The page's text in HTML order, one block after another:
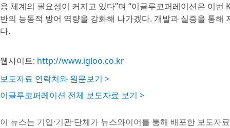
응 체계의 필요성이 커지고 있다”며 “이글루코퍼레이션은 이
반의 능동적 방어 역량을 강화해 나가겠다. 개발과 실증을 통
다.
웹사이트: http://www.igloo.co.kr
보도자료 연락처와 원문보기 >
이글루코퍼레이션 전체 보도자료 보기 >
이 뉴스는 기업·기관·단체가 뉴스와이어를 통해 배포한 보도자